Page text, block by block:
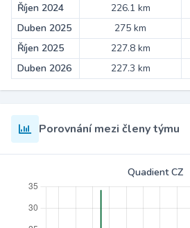
Říjen 2024
226.1 km
Duben 2025 275 km
Říjen 2025 227.8 km
Duben 2026 227.3 km
Porovnání mezi členy týmu
Quadient CZ